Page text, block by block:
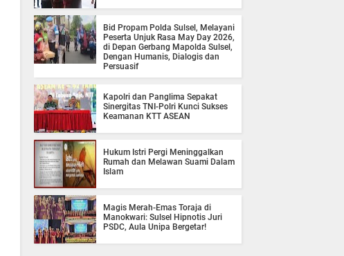
Bid Propam Polda Sulsel, Melayani
Peserta Unjuk Rasa May Day 2026,
di Depan Gerbang Mapolda Sulsel,
Dengan Humanis, Dialogis dan
Persuasif
Kapolri dan Panglima Sepakat
Sinergitas TNI-Polri Kunci Sukses
Keamanan KTT ASEAN
Hukum Istri Pergi Meninggalkan
Rumah dan Melawan Suami Dalam
Islam
Magis Merah-Emas Toraja di
Manokwari: Sulsel Hipnotis Juri
PSDC, Aula Unipa Bergetar!